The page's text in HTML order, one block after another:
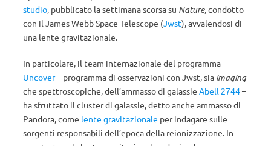
studio, pubblicato la settimana scorsa su Nature, condotto
con il James Webb Space Telescope (Jwst), avvalendosi di
una lente gravitazionale.
In particolare, il team internazionale del programma
Uncover– programma di osservazioni con Jwst, sia imaging
che spettroscopiche, dell’ammasso di galassie Abell 2744–
ha sfruttato il cluster di galassie, detto anche ammasso di
Pandora, come lente gravitazionale per indagare sulle
sorgenti responsabili dell’epoca della reionizzazione. In